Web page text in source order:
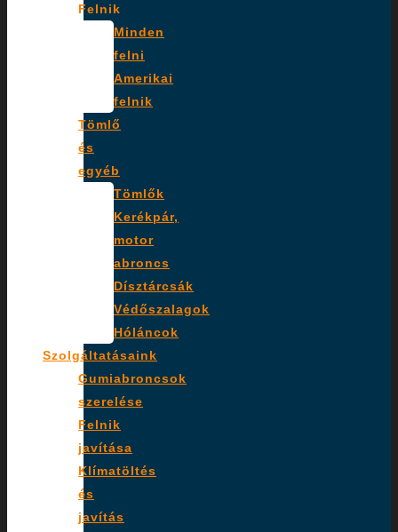
Felnik
Minden
felni
Amerikai
felnik
Tömlő
és
egyéb
Tömlők
Kerékpár,
motor
abroncs
Dísztárcsák
Védőszalagok
Hóláncok
Szolgáltatásaink
Gumiabroncsok
szerelése
Felnik
javítása
Klímatöltés
és
javítás